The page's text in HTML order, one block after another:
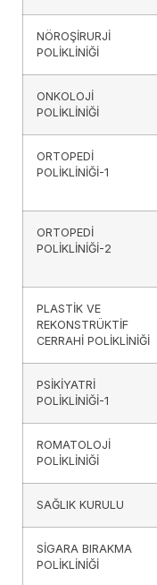
NÖROŞİRURJİ
POLİKLİNİĞİ
ONKOLOJİ
POLİKLİNİĞİ
ORTOPEDİ
POLİKLİNİĞİ-1
ORTOPEDİ
POLİKLİNİĞİ-2
PLASTİK VE
REKONSTRÜKTİF
CERRAHİ POLİKLİNİĞİ
PSİKİYATRİ
POLİKLİNİĞİ-1
ROMATOLOJİ
POLİKLİNİĞİ
SAĞLIK KURULU
SİGARA BIRAKMA
POLİKLİNİĞİ